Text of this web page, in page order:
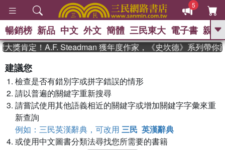
5
GO
繡 、 暑期推薦
李登輝時代
、 偉大的迷走神經 、 如果歷史是一
、
暢銷榜 新品 中文 外文 簡體 三民東大 電子書 親子
獎肯定！A.F. Steadman 獲年度作家，《史坎德》系列帶你
建議您
檢查是否有錯別字或拼字錯誤的情形
請以普遍的關鍵字重新搜尋
請嘗試使用其他語義相近的關鍵字或增加關鍵字字彙來重
新查詢
例如：三民英漢辭典，可改用 三民 英漢辭典
或使用中文圖書分類法尋找您所需要的書籍